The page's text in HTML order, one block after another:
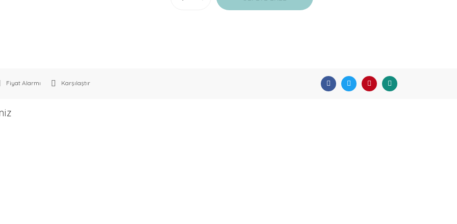
Fiyat Alarmı Karşılaştır